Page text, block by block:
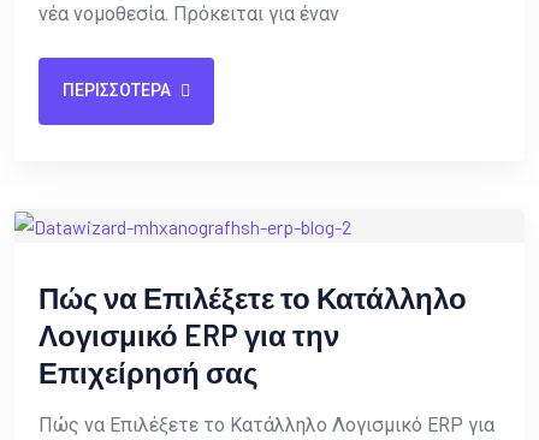
νέα νομοθεσία. Πρόκειται για έναν
ΠΕΡΙΣΣΟΤΕΡΑ
Πώς να Επιλέξετε το Κατάλληλο
Λογισμικό ERP για την
Επιχείρησή σας
Πώς να Επιλέξετε το Κατάλληλο Λογισμικό ERP για